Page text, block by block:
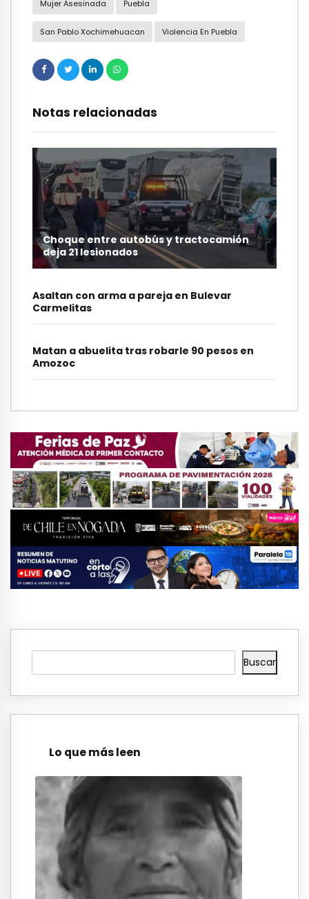
Mujer Asesinada Puebla
San Pablo Xochimehuacan Violencia En Puebla
Notas relacionadas
Choque entre autobús y tractocamión
deja 21 lesionados
Asaltan con arma a pareja en Bulevar
Carmelitas
Matan a abuelita tras robarle 90 pesos en
Amozoc
Buscar
Lo que más leen